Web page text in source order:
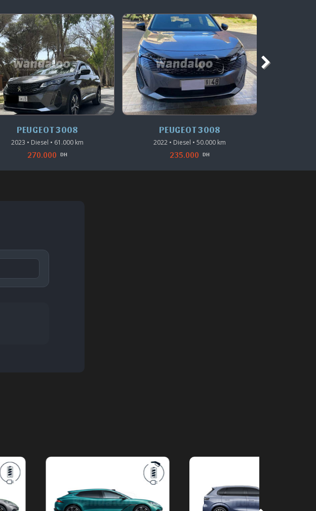
PEUGEOT 3008
2023 • Diesel • 61.000 km
270.000 DH
PEUGEOT 3008
2022 • Diesel • 50.000 km
235.000 DH
Publier